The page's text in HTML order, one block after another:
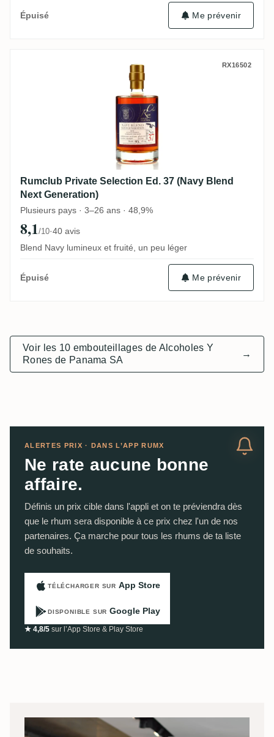
Épuisé Me prévenir
Rumclub Private Selection Ed. 37 (Navy
RX16502
Rumclub Private Selection Ed. 37 (Navy Blend
Next Generation)
Plusieurs pays · 3–26 ans · 48,9%
8,1/10·40 avis
Blend Navy lumineux et fruité, un peu léger
Épuisé Me prévenir
Voir les 10 embouteillages de Alcoholes Y
Rones de Panama SA
→
ALERTES PRIX · DANS L’APP RUMX
Ne rate aucune bonne
affaire.
Définis un prix cible dans l'appli et on te préviendra dès
que le rhum sera disponible à ce prix chez l'un de nos
partenaires. Ça marche pour tous les rhums de ta liste
de souhaits.
TÉLÉCHARGER SUR App Store
DISPONIBLE SUR Google Play
★ 4,8/5 sur l’App Store & Play Store